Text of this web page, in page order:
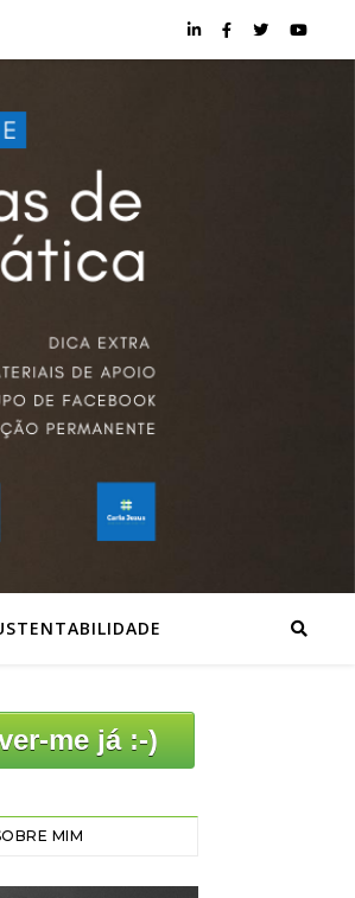
me já :-)
MIM